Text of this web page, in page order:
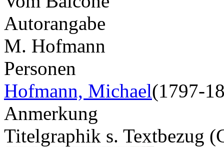
Autorangabe
M. Hofmann
Personen
Hofmann, Michael(1797-
Anmerkung
Titelgraphik s. Textbezug